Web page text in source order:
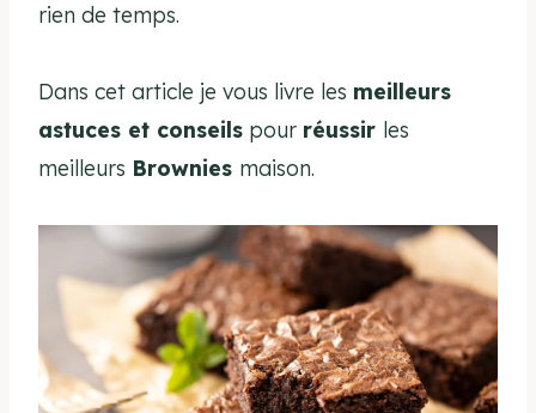
rien de temps.
Dans cet article je vous livre les meilleurs
astuces et conseils pour réussir les
meilleurs Brownies maison.